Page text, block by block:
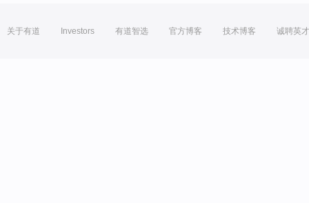
关于有道 Investors 有道智选 官方博客 技术博客 诚聘英才